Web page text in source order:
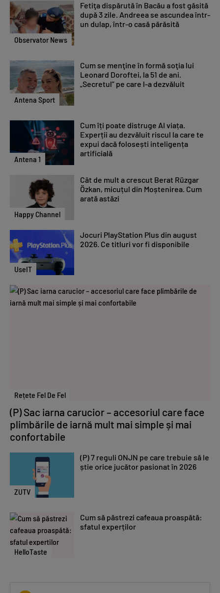
Observator News
Fetiţa dispărută în Bacău a fost găsită
după 3 zile. Andreea se ascundea într-
un dulap, într-o casă părăsită
Antena Sport
Cum se menţine în formă soţia lui
Leonard Doroftei, la 51 de ani.
„Secretul” pe care l-a dezvăluit
Antena 1
Cum îți poate distruge AI viața.
Experții au dezvăluit riscul la care te
expui dacă folosești inteligența
artificială
Happy Channel
Cât de mult a crescut Berat Rüzgar
Özkan, micuțul din Moștenirea. Cum
arată astăzi
UseIT
Jocuri PlayStation Plus din august
2026. Ce titluri vor fi disponibile
Rețete Fel De Fel
(P) Sac iarna carucior – accesoriul care face
plimbările de iarnă mult mai simple și mai
confortabile
ZUTV
(P) 7 reguli ONJN pe care trebuie să le
știe orice jucător pasionat în 2026
HelloTaste
Cum să păstrezi cafeaua proaspătă:
sfatul experților